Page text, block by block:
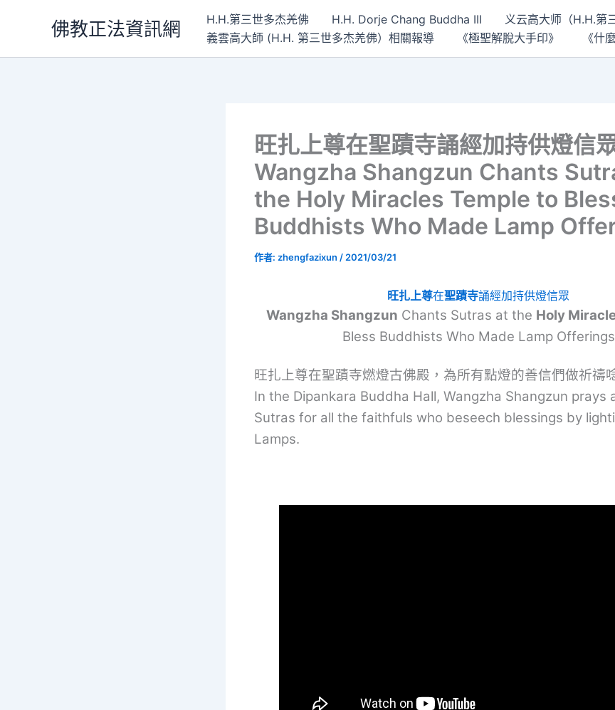
佛教正法資訊網 H.H.第三世多杰羌佛 H.H. Dorje Chang Buddha III
义云高大师（H.H.第
義雲高大師 (H.H. 第三世多杰羌佛）相關報導
《極聖解脫大手印》 《什
旺扎上尊在聖蹟寺誦經加持供燈信
Wangzha Shangzun Chants
the Holy Miracles Temple to
Buddhists Who Made Lamp
作者: zhengfazixun / 2021/03/21
旺扎上尊在聖蹟寺誦經加持供燈信眾
Wangzha Shangzun Chants Sutras at the Holy
Bless Buddhists Who Made Lamp Offerings
旺扎上尊在聖蹟寺燃燈古佛殿，為所有點燈的善信們做祈禱
In the Dipankara Buddha Hall, Wangzha Shangzun prays
Sutras for all the faithfuls who beseech blessings by
Lamps.